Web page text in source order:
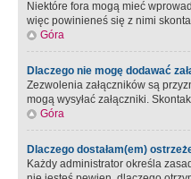
Niektóre fora mogą mieć
więc powinieneś się z nimi
Góra
Dlaczego nie mogę dodawać
Zezwolenia załączników są
mogą wysyłać załączniki.
Góra
Dlaczego dostałam(em)
Każdy administrator określa